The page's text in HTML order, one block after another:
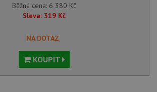
Běžná cena: 6 380 Kč
Sleva: 319 Kč
NA DOTAZ
KOUPIT